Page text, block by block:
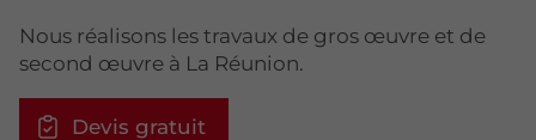
Nous réalisons les travaux de gros œuvre et de
second œuvre à La Réunion.
Devis gratuit